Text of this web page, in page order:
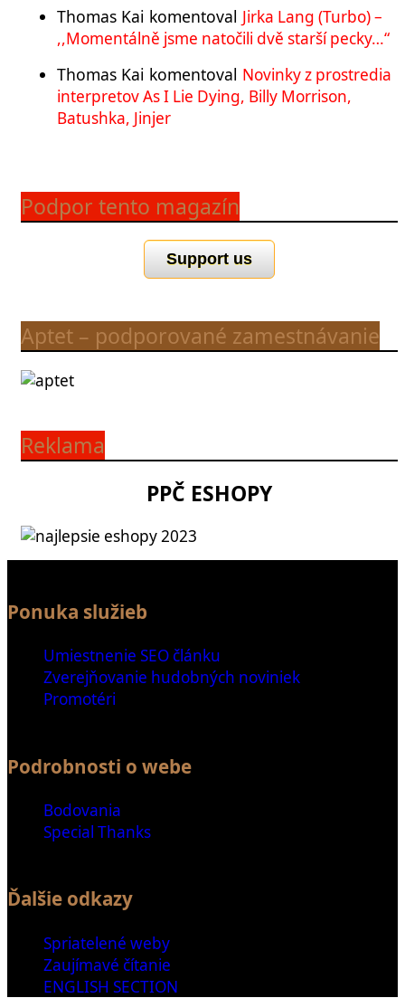
Thomas Kai komentoval Jirka Lang (Turbo) –
,,Momentálně jsme natočili dvě starší pecky…“
Thomas Kai komentoval Novinky z prostredia
interpretov As I Lie Dying, Billy Morrison,
Batushka, Jinjer
Podpor tento magazín
Support us
Aptet – podporované zamestnávanie
Reklama
PPČ ESHOPY
Ponuka služieb
Umiestnenie SEO článku
Zverejňovanie hudobných noviniek
Promotéri
Podrobnosti o webe
Bodovania
Special Thanks
Ďalšie odkazy
Spriatelené weby
Zaujímavé čítanie
ENGLISH SECTION